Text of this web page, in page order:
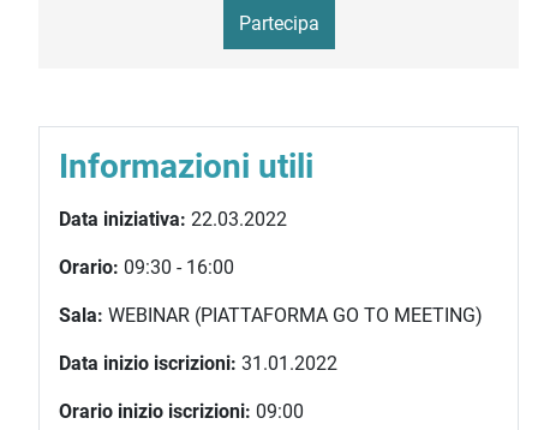
Partecipa
Informazioni utili
Data iniziativa: 22.03.2022
Orario: 09:30 - 16:00
Sala: WEBINAR (PIATTAFORMA GO TO MEETING)
Data inizio iscrizioni: 31.01.2022
Orario inizio iscrizioni: 09:00